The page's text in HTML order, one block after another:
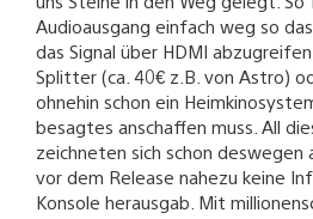
Audioausgang einfach weg so
das Signal über HDMI
Splitter (ca. 40€ z.B. von Astro)
ohnehin schon ein
besagtes anschaffen muss. All
zeichneten sich schon deswegen
vor dem Release nahezu keine
Konsole herausgab. Mit